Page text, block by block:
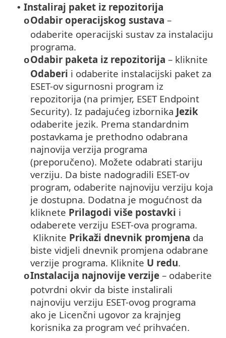
• Instaliraj paket iz repozitorija
oOdabir operacijskog sustava –
odaberite operacijski sustav za instalaciju
programa.
oOdabir paketa iz repozitorija – kliknite
Odaberi i odaberite instalacijski paket za
ESET-ov sigurnosni program iz
repozitorija (na primjer, ESET Endpoint
Security). Iz padajućeg izbornika Jezik
odaberite jezik. Prema standardnim
postavkama je prethodno odabrana
najnovija verzija programa
(preporučeno). Možete odabrati stariju
verziju. Da biste nadogradili ESET-ov
program, odaberite najnoviju verziju koja
je dostupna. Dodatna je mogućnost da
kliknete Prilagodi više postavki i
odaberete verziju ESET-ova programa.
Kliknite Prikaži dnevnik promjena da
biste vidjeli dnevnik promjena odabrane
verzije programa. Kliknite U redu.
oInstalacija najnovije verzije – odaberite
potvrdni okvir da biste instalirali
najnoviju verziju ESET-ovog programa
ako je Licenčni ugovor za krajnjeg
korisnika za program već prihvaćen.